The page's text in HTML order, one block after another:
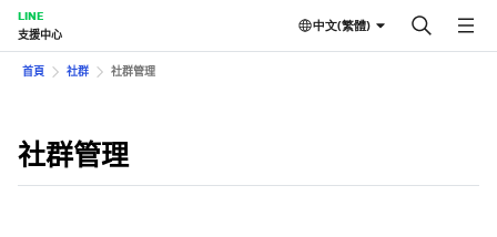
LINE
支援中心
中文(繁體)
首頁 社群 社群管理
社群管理